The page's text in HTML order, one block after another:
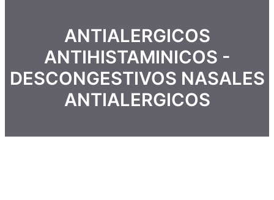
ANTIALERGICOS
ANTIHISTAMINICOS -
DESCONGESTIVOS NASALES
ANTIALERGICOS